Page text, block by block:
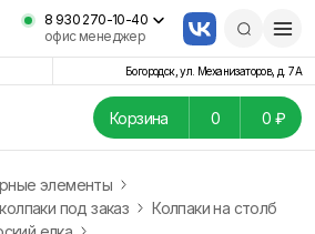
8 930 270-10-40
офис менеджер
Богородск, ул. Механизаторов, д. 7А
Корзина 0 0 ₽
элементы
под заказ
Колпаки на столб